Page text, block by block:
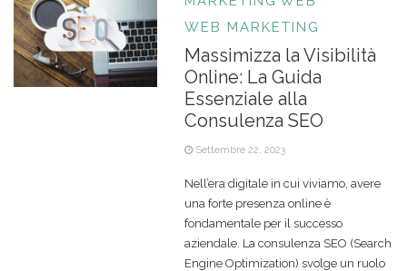
WEB MARKETING
Massimizza la Visibilità
Online: La Guida
Essenziale alla
Consulenza SEO
Settembre 22, 2023
Nell’era digitale in cui viviamo, avere
una forte presenza online è
fondamentale per il successo
aziendale. La consulenza SEO (Search
Engine Optimization) svolge un ruolo